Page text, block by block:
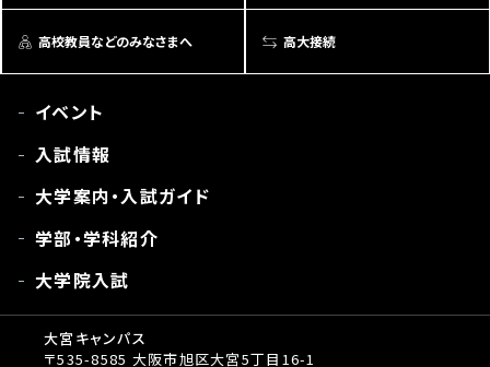
高校教員などのみなさまへ 高大接続
イベント
入試情報
大学案内・入試ガイド
学部・学科紹介
大学院入試
大宮キャンパス
〒535-8585 大阪市旭区大宮5丁目16-1